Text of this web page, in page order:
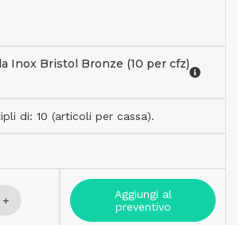
Inox Bristol Bronze (10 per cfz)
di: 10 (articoli per cassa).
+
Aggiungi al
preventivo